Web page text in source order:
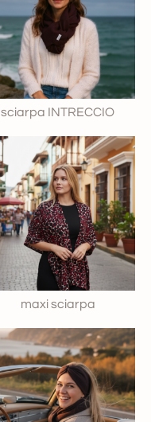
sciarpa INTRECCIO
maxi sciarpa